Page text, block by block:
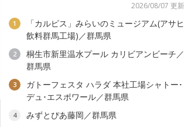
2026/08/07 更新
1
「カルピス」みらいのミュージアム(アサヒ
飲料群馬工場)／群馬県
2
桐生市新里温水プール カリビアンビーチ／
群馬県
3
ガトーフェスタ ハラダ 本社工場シャトー･
デュ･エスポワール／群馬県
4 みずとぴあ藤岡／群馬県